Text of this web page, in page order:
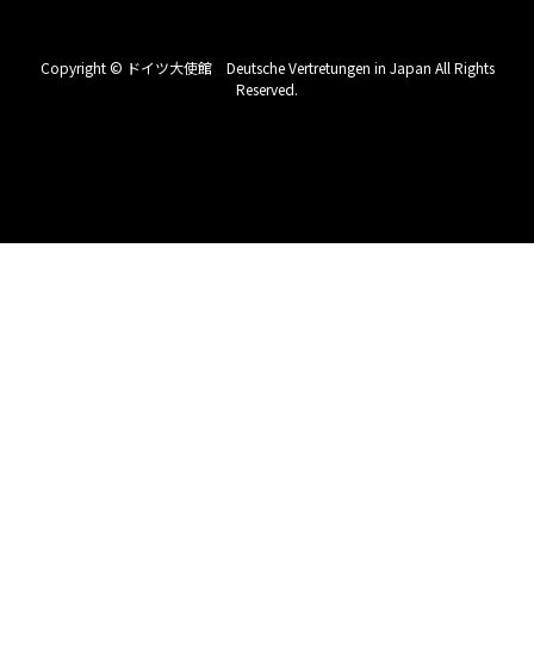
Copyright © ドイツ大使館 Deutsche Vertretungen in Japan All Rights
Reserved.